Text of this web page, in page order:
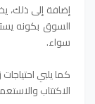
إضافة إلى ذلك،
السوق بكونه
سواء.
كما يلبي
الاكتتاب